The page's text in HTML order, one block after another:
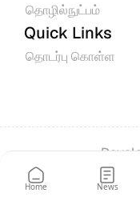
தொழில்நுட்பம்
Quick Links
தொடர்பு கொள்ள
©
Home News